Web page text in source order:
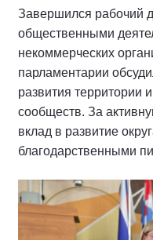
Завершился рабочий
общественными
некоммерческих
парламентарии
развития территории
сообществ. За
вклад в развитие
благодарственными